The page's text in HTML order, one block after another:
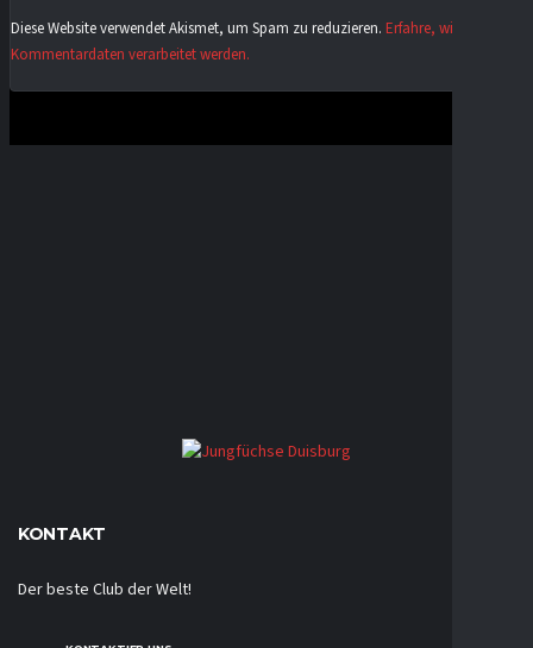
Diese Website verwendet Akismet, um Spam zu reduzieren. Erfahre, wie deine
Kommentardaten verarbeitet werden.
KONTAKT
Der beste Club der Welt!